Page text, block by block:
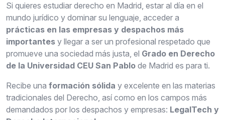
Si quieres estudiar derecho en Madrid, estar al día en el
mundo jurídico y dominar su lenguaje, acceder a
prácticas en las empresas y despachos más
importantes y llegar a ser un profesional respetado que
promueve una sociedad más justa, el Grado en Derecho
de la Universidad CEU San Pablo de Madrid es para ti.
Recibe una formación sólida y excelente en las materias
tradicionales del Derecho, así como en los campos más
demandados por los despachos y empresas: LegalTech y